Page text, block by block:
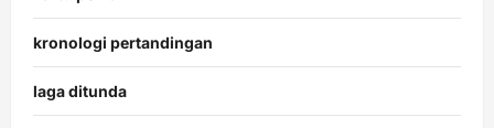
kronologi pertandingan
laga ditunda